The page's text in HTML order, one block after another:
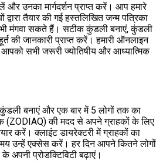
और उनका मार्गदर्शन प्राप्त करें। आप हमारे
द्वारा तैयार की गई हस्तलिखित जन्म पत्रिका
भी मंगवा सकते हैं। सटीक कुंडली बनाएं, कुंडली
की जानकारी प्राप्त करें। हमारी ऑनलाइन
आपको सभी जरूरी ज्योतिषीय और आध्यात्मिक
बनाएं और एक बार में 5 लोगों तक का
(ZODIAQ) की मदद से अपने ग्राहकों के लिए
करें। क्लाइंट डायरेक्टरी में ग्राहकों का
उन्हें एक्सेस करें। हर दिन आपने कितने लोगों
अपनी प्रोडक्टिविटी बढ़ाएं।